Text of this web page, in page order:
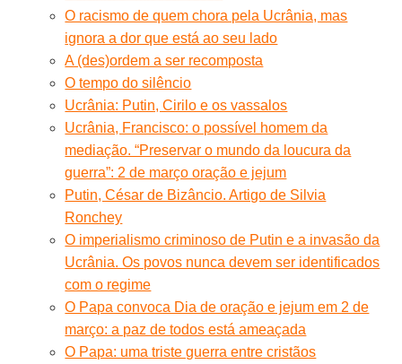
O racismo de quem chora pela Ucrânia, mas
ignora a dor que está ao seu lado
A (des)ordem a ser recomposta
O tempo do silêncio
Ucrânia: Putin, Cirilo e os vassalos
Ucrânia, Francisco: o possível homem da
mediação. “Preservar o mundo da loucura da
guerra”: 2 de março oração e jejum
Putin, César de Bizâncio. Artigo de Silvia
Ronchey
O imperialismo criminoso de Putin e a invasão da
Ucrânia. Os povos nunca devem ser identificados
com o regime
O Papa convoca Dia de oração e jejum em 2 de
março: a paz de todos está ameaçada
O Papa: uma triste guerra entre cristãos